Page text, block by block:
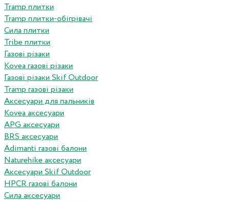
Tramp плитки
Tramp плитки-обігрівачі
Сила плитки
Tribe плитки
Газові різаки
Kovea газові різаки
Газові різаки Skif Outdoor
Tramp газові різаки
Аксесуари для пальників
Kovea аксесуари
APG аксесуари
BRS аксесуари
Adimanti газові балони
Naturehike аксесуари
Аксесуари Skif Outdoor
HPCR газові балони
Сила аксесуари